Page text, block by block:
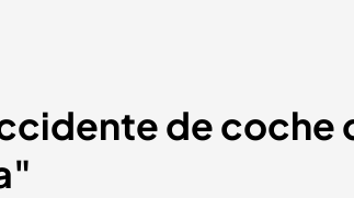
de coche